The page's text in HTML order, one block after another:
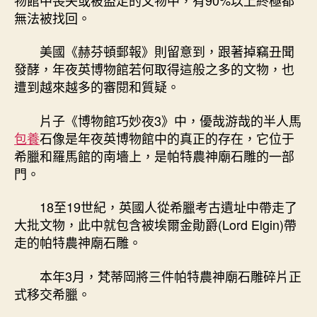
無法被找回。
美國《赫芬頓郵報》則留意到，跟著掉竊丑聞
發酵，年夜英博物館若何取得這般之多的文物，也
遭到越來越多的審閱和質疑。
片子《博物館巧妙夜3》中，優哉游哉的半人馬
包養石像是年夜英博物館中的真正的存在，它位于
希臘和羅馬館的南墻上，是帕特農神廟石雕的一部
門。
18至19世紀，英國人從希臘考古遺址中帶走了
大批文物，此中就包含被埃爾金勛爵(Lord Elgin)帶
走的帕特農神廟石雕。
本年3月，梵蒂岡將三件帕特農神廟石雕碎片正
式移交希臘。